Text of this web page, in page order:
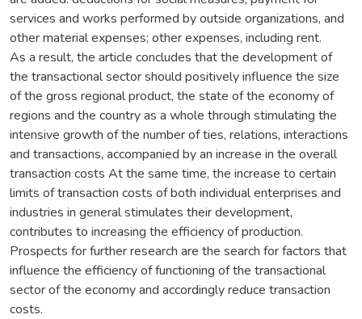
services and works performed by outside organizations, and
other material expenses; other expenses, including rent.
As a result, the article concludes that the development of
the transactional sector should positively influence the size
of the gross regional product, the state of the economy of
regions and the country as a whole through stimulating the
intensive growth of the number of ties, relations, interactions
and transactions, accompanied by an increase in the overall
transaction costs At the same time, the increase to certain
limits of transaction costs of both individual enterprises and
industries in general stimulates their development,
contributes to increasing the efficiency of production.
Prospects for further research are the search for factors that
influence the efficiency of functioning of the transactional
sector of the economy and accordingly reduce transaction
costs.